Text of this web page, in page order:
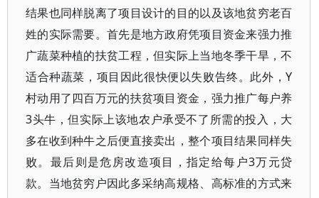
结果也同样脱离了项目设计的目的以及该地贫穷老百
姓的实际需要。首先是地方政府凭项目资金来强力推
广蔬菜种植的扶贫工程，但实际上当地冬季干旱，不
适合种蔬菜，项目因此很快便以失败告终。此外，Y
村动用了四百万元的扶贫项目资金，强力推广每户养
3头牛，但实际上该地农户承受不了所需的投入，大
多在收到种牛之后便直接卖出，整个项目结果同样失
败。最后则是危房改造项目，指定给每户3万元贷
款。当地贫穷户因此多采纳高规格、高标准的方式来